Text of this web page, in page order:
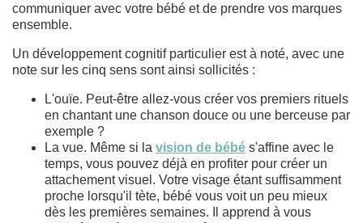
communiquer avec votre bébé et de prendre vos marques
ensemble.
Un développement cognitif particulier est à noté, avec une
note sur les cinq sens sont ainsi sollicités :
L'ouïe. Peut-être allez-vous créer vos premiers rituels
en chantant une chanson douce ou une berceuse par
exemple ?
La vue. Même si la vision de bébé s'affine avec le
temps, vous pouvez déjà en profiter pour créer un
attachement visuel. Votre visage étant suffisamment
proche lorsqu'il tète, bébé vous voit un peu mieux
dès les premières semaines. Il apprend à vous